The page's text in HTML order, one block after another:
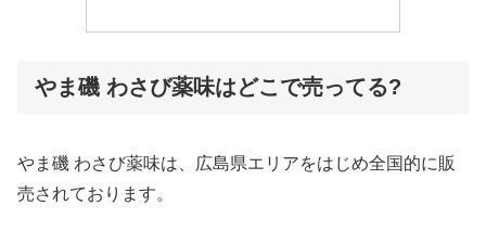
やま磯 わさび薬味はどこで売ってる?
やま磯 わさび薬味は、広島県エリアをはじめ全国的に販
売されております。